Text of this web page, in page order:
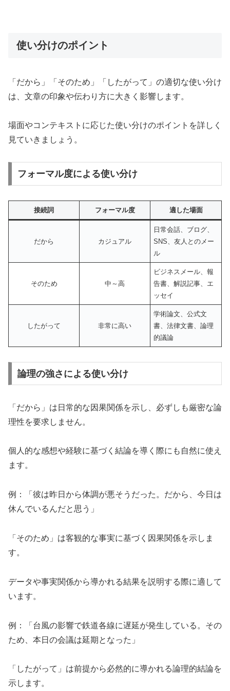
使い分けのポイント
「だから」「そのため」「したがって」の適切な使い分け
は、文章の印象や伝わり方に大きく影響します。
場面やコンテキストに応じた使い分けのポイントを詳しく
見ていきましょう。
フォーマル度による使い分け
接続詞 フォーマル度 適した場面
だから カジュアル
日常会話、ブログ、
SNS、友人とのメー
ル
そのため 中～高
ビジネスメール、報
告書、解説記事、エ
ッセイ
したがって 非常に高い
学術論文、公式文
書、法律文書、論理
的議論
論理の強さによる使い分け
「だから」は日常的な因果関係を示し、必ずしも厳密な論
理性を要求しません。
個人的な感想や経験に基づく結論を導く際にも自然に使え
ます。
例：「彼は昨日から体調が悪そうだった。だから、今日は
休んでいるんだと思う」
「そのため」は客観的な事実に基づく因果関係を示しま
す。
データや事実関係から導かれる結果を説明する際に適して
います。
例：「台風の影響で鉄道各線に遅延が発生している。その
ため、本日の会議は延期となった」
「したがって」は前提から必然的に導かれる論理的結論を
示します。